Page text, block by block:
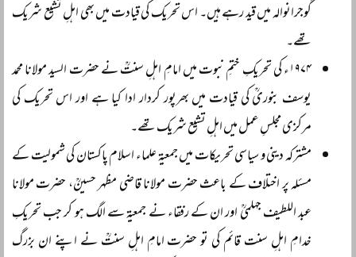
گوجرانوالہ میں قید رہے ہیں۔ اس تحریک کی قیادت میں بھی اہلِ تشیع شریک
تھے۔
۱۹۷۴ء کی تحریکِ ختمِ نبوت میں امامِ اہلِ سنتؒ نے حضرت السید مولانا محمد
یوسف بنوریؒ کی قیادت میں بھرپور کردار ادا کیا ہے اور اس تحریک کی
مرکزی مجلسِ عمل میں اہلِ تشیع شریک تھے۔
مشترکہ دینی و سیاسی تحریکات میں جمعیۃ علماء اسلام پاکستان کی شمولیت کے
مسئلہ پر اختلاف کے باعث حضرت مولانا قاضی مظہر حسینؒ، حضرت مولانا
عبد اللطیف جہلمیؒ اور ان کے رفقاء نے جمعیۃ سے الگ ہو کر جب تحریکِ
خدامِ اہلِ سنت قائم کی تو حضرت امامِ اہلِ سنتؒ نے اپنے ان بزرگ